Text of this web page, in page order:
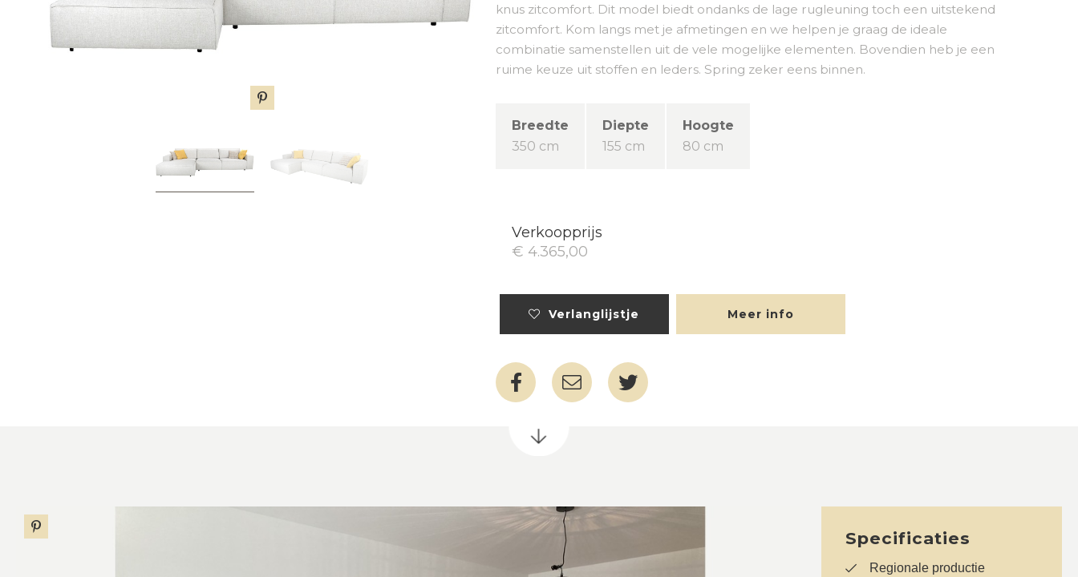
knus zitcomfort. Dit model biedt ondanks de lage rugleuning toch een uitstekend
zitcomfort. Kom langs met je afmetingen en we helpen je graag de ideale
combinatie samenstellen uit de vele mogelijke elementen. Bovendien heb je een
ruime keuze uit stoffen en leders. Spring zeker eens binnen.
Breedte
350 cm
Diepte
155 cm
Hoogte
80 cm
Verkoopprijs
€ 4.365,00
Verlanglijstje Meer info
Specificaties
Regionale productie